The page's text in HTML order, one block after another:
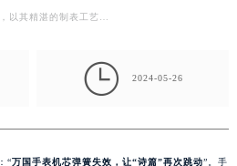
以其精湛的制表工艺…
 2024-05-26
“万国手表机芯弹簧失效，让“诗篇”再次跳动”。手